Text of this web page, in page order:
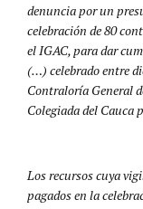
denuncia por un
celebración de 80
el IGAC, para dar
(…) celebrado entre
Contraloría General
Colegiada del Cauca
Los recursos cuya
pagados en la